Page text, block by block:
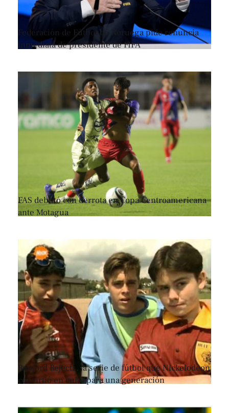
Federación de Fútbol de Noruega pide renuncia
inmediata de presidente de FIFA
FAS debutó con derrota en Copa Centroamericana
ante Motagua
Renford Rejects, la serie de fútbol que Nickelodeon
convirtió en culto para una generación